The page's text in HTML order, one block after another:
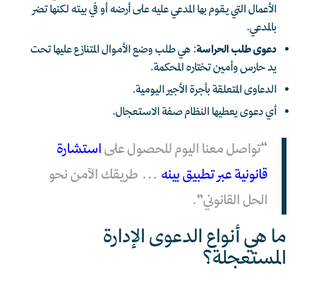
الأعمال التي يقوم بها المدعي عليه على أرضه أو في بيته لكنها تضر
بالمدعي.
دعوى طلب الحراسة: هي طلب وضع الأموال المتنازع عليها تحت
يد حارس وأمين تختاره المحكمة.
الدعاوى المتعلقة بأجرة الأجير اليومية.
أي دعوى يعطيها النظام صفة الاستعجال.
“تواصل معنا اليوم للحصول علىاستشارة
قانونية عبر تطبيق بينه… طريقك الآمن نحو
الحل القانوني”.
ما هي أنواع الدعوى الإدارة
المستعجلة؟